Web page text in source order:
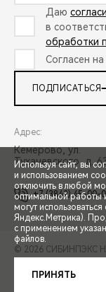
ЗАПИСЬ НА
Даю
в
обработки
Согласен на
ПОДПИСАТЬСЯ
Адрес:
Кемерово, ул.
Тухачевского, д.
+7 (3842) 45-00-
© 2026 СИБИНПЭКС
Сделано в ПЕРКС
Используя сайт, вы
и использованием
отключить в любой
оптимальной работы
могут
Яндекс.Метрика).
с применением
файлов.
ПРИНЯТЬ